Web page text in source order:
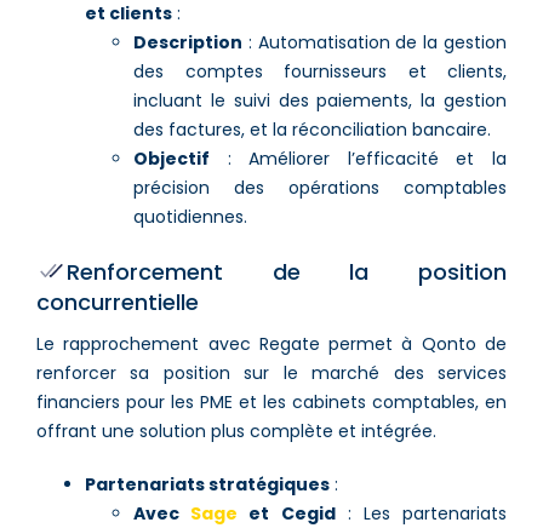
et clients :
Description : Automatisation de la gestion
des comptes fournisseurs et clients,
incluant le suivi des paiements, la gestion
des factures, et la réconciliation bancaire.
Objectif : Améliorer l’efficacité et la
précision des opérations comptables
quotidiennes.
Renforcement de la position
concurrentielle
Le rapprochement avec Regate permet à Qonto de
renforcer sa position sur le marché des services
financiers pour les PME et les cabinets comptables, en
offrant une solution plus complète et intégrée.
Partenariats stratégiques :
Avec Sage et Cegid: Les partenariats